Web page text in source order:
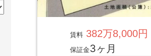
賃料382万8,000円
保証金3ヶ月